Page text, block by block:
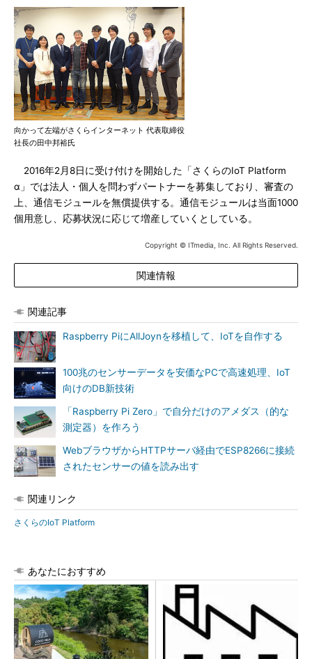
向かって左端がさくらインターネット 代表取締役
社長の田中邦裕氏
2016年2月8日に受け付けを開始した「さくらのIoT Platform
α」では法人・個人を問わずパートナーを募集しており、審査の
上、通信モジュールを無償提供する。通信モジュールは当面1000
個用意し、応募状況に応じて増産していくとしている。
Copyright © ITmedia, Inc. All Rights Reserved.
関連情報
関連記事
Raspberry PiにAllJoynを移植して、IoTを自作する
100兆のセンサーデータを安価なPCで高速処理、IoT
向けのDB新技術
「Raspberry Pi Zero」で自分だけのアメダス（的な
測定器）を作ろう
WebブラウザからHTTPサーバ経由でESP8266に接続
されたセンサーの値を読み出す
関連リンク
さくらのIoT Platform
あなたにおすすめ